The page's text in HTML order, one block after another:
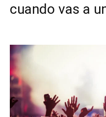
cuando vas a